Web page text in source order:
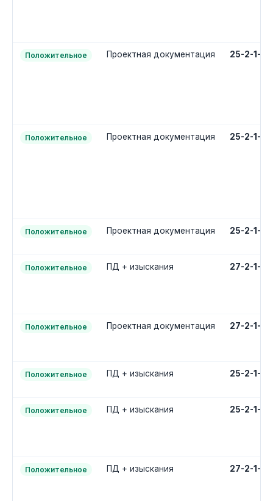
Положительное Проектная документация 25-2-1-
Положительное Проектная документация 25-2-1-
Положительное Проектная документация 25-2-1-
Положительное ПД + изыскания 27-2-1-
Положительное Проектная документация 27-2-1-
Положительное ПД + изыскания 25-2-1-
Положительное ПД + изыскания 25-2-1-
Положительное ПД + изыскания 27-2-1-